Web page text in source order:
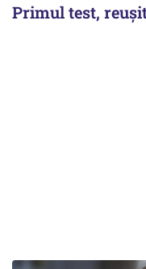
Primul test,